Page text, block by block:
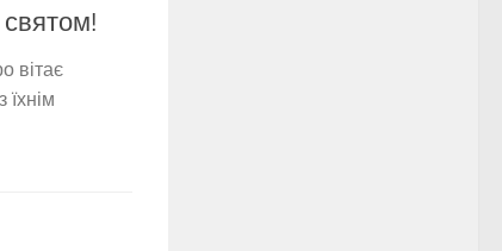
святом!
вітає
їхнім